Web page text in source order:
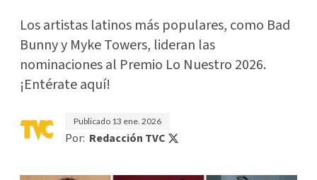
Los artistas latinos más populares, como Bad
Bunny y Myke Towers, lideran las
nominaciones al Premio Lo Nuestro 2026.
¡Entérate aquí!
Publicado 13 ene. 2026
Por: Redacción TVC